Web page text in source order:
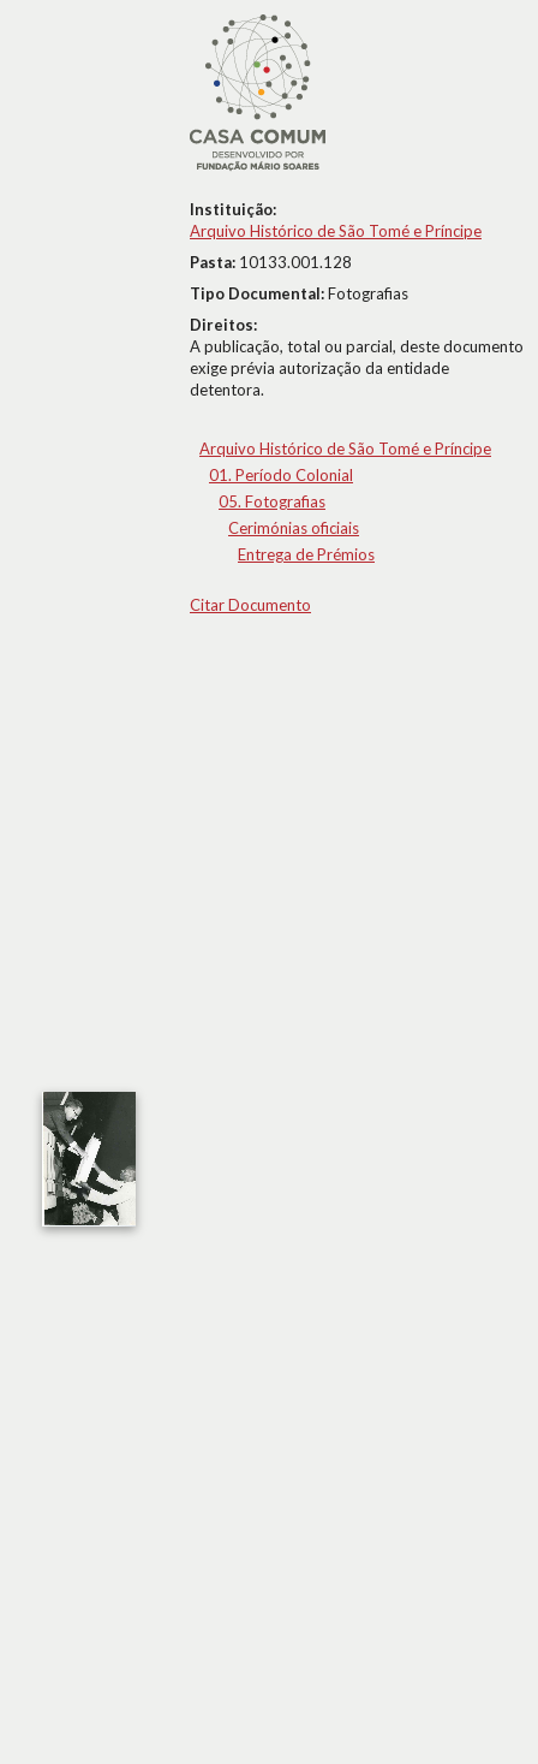
Instituição:
Arquivo Histórico de São Tomé e Príncipe
Pasta: 10133.001.128
Tipo Documental:Fotografias
Direitos:
A publicação, total ou parcial, deste documento
exige prévia autorização da entidade
detentora.
Arquivo Histórico de São Tomé e Príncipe
01. Período Colonial
05. Fotografias
Cerimónias oficiais
Entrega de Prémios
Citar Documento